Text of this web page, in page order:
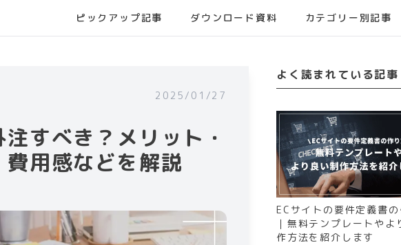
ピックアップ記事 ダウンロード資料 カテゴリー別記事
2025/01/27
すべき？メリット・
用感などを解説
よく読まれている記事
ECサイトの要件定義書
｜無料テンプレートやよ
作方法を紹介します